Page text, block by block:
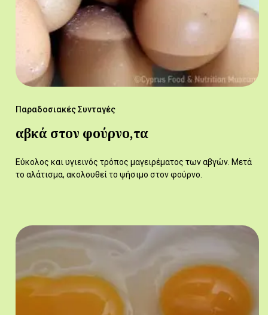
Παραδοσιακές Συνταγές
αβκά στον φούρνο,τα
Εύκολος και υγιεινός τρόπος μαγειρέματος των αβγών. Μετά
το αλάτισμα, ακολουθεί το ψήσιμο στον φούρνο.